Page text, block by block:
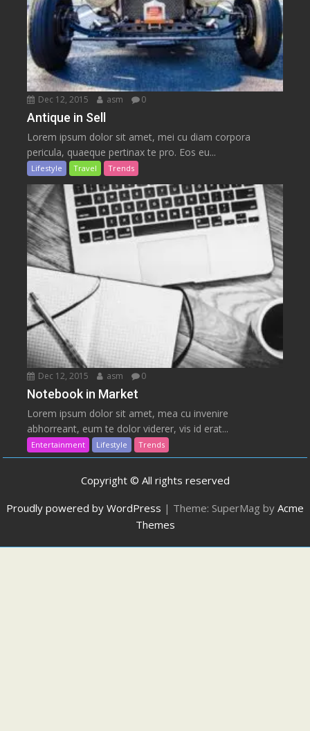
Dec 12, 2015 asm 0
Antique in Sell
Lorem ipsum dolor sit amet, mei cu diam corpora
pericula, quaeque pertinax te pro. Eos eu...
Lifestyle Travel Trends
Dec 12, 2015 asm 0
Notebook in Market
Lorem ipsum dolor sit amet, mea cu invenire
abhorreant, eum te dolor viderer, vis id erat...
Entertainment Lifestyle Trends
Copyright © All rights reserved
Proudly powered by WordPress | Theme: SuperMag by Acme
Themes